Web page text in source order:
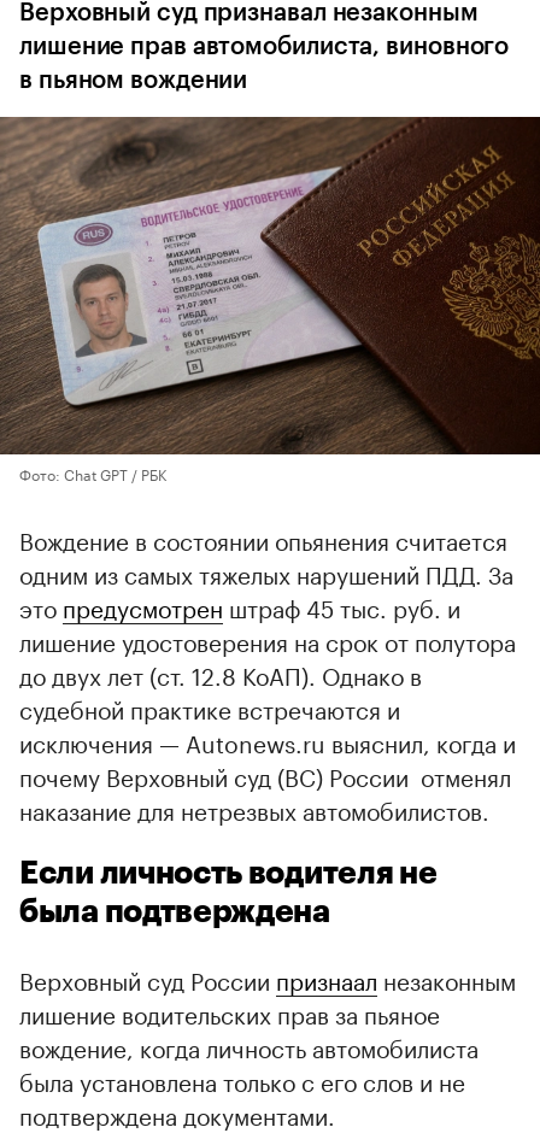
Верховный суд признавал незаконным
лишение прав автомобилиста, виновного
в пьяном вождении
Фото: Chat GPT / РБК
Вождение в состоянии опьянения считается
одним из самых тяжелых нарушений ПДД. За
это предусмотрен штраф 45 тыс. руб. и
лишение удостоверения на срок от полутора
до двух лет (ст. 12.8 КоАП). Однако в
судебной практике встречаются и
исключения — Autonews.ru выяснил, когда и
почему Верховный суд (ВС) России отменял
наказание для нетрезвых автомобилистов.
Если личность водителя не
была подтверждена
Верховный суд России признаал незаконным
лишение водительских прав за пьяное
вождение, когда личность автомобилиста
была установлена только с его слов и не
подтверждена документами.